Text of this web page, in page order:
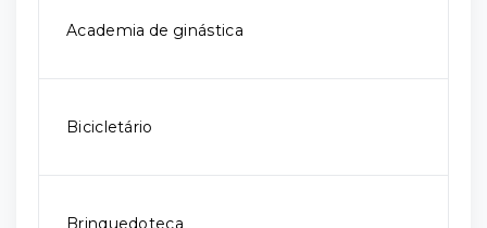
Academia de ginástica
Bicicletário
Brinquedoteca